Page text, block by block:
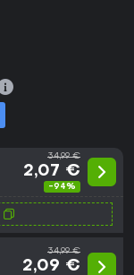
34,99 €
2,07 €
-94%
34,99 €
2,09 €